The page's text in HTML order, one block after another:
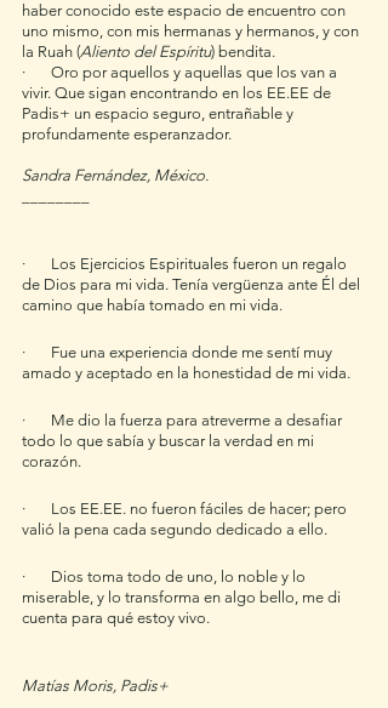
haber conocido este espacio de encuentro con
uno mismo, con mis hermanas y hermanos, y con
la Ruah (Aliento del Espíritu) bendita.
·       Oro por aquellos y aquellas que los van a
vivir. Que sigan encontrando en los EE.EE de
Padis+ un espacio seguro, entrañable y
profundamente esperanzador.
Sandra Fernández, México.
·       Los Ejercicios Espirituales fueron un regalo
de Dios para mi vida. Tenía vergüenza ante Él del
camino que había tomado en mi vida.
·       Fue una experiencia donde me sentí muy
amado y aceptado en la honestidad de mi vida.
·       Me dio la fuerza para atreverme a desafiar
todo lo que sabía y buscar la verdad en mi
corazón.
·       Los EE.EE. no fueron fáciles de hacer; pero
valió la pena cada segundo dedicado a ello.
·       Dios toma todo de uno, lo noble y lo
miserable, y lo transforma en algo bello, me di
cuenta para qué estoy vivo.
Matías Moris, Padis+